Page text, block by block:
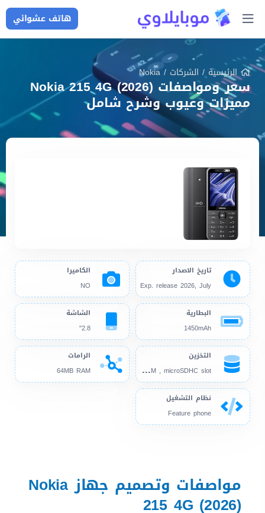
هاتف عشوائي
الرئيسية/ الشركات /
Nokia
سعر ومواصفات Nokia 215 4G (2026)
مميزات وعيوب وشرح شامل
تاريخ الاصدار
Exp. release 2026, July
الكاميرا
NO
البطارية
1450mAh
الشاشة
2.8"
التخزين
128
MB 64MB RAM , microSDHC slot
الرامات
64MB RAM
نظام التشغيل
Feature phone
مواصفات وتصميم جهاز Nokia
215 4G (2026)